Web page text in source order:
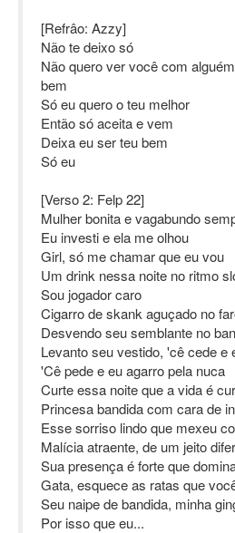
[Refrâo: Azzy]
Não te deixo só
Não quero ver você com
bem
Só eu quero o teu melhor
Então só aceita e vem
Deixa eu ser teu bem
Só eu
[Verso 2: Felp 22]
Mulher bonita e vagabundo
Eu investi e ela me olhou
Girl, só me chamar que eu vou
Um drink nessa noite no ritmo
Sou jogador caro
Cigarro de skank aguçado no
Desvendo seu semblante no
Levanto seu vestido, 'cê cede e
'Cê pede e eu agarro pela nuca
Curte essa noite que a vida é
Princesa bandida com cara de
Esse sorriso lindo que mexeu
Malícia atraente, de um jeito
Sua presença é forte que
Gata, esquece as ratas que
Seu naipe de bandida, minha
Por isso que eu...